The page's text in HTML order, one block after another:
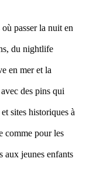
passer la nuit en
du nightlife
en mer et la
des pins qui
sites historiques à
comme pour les
aux jeunes enfants